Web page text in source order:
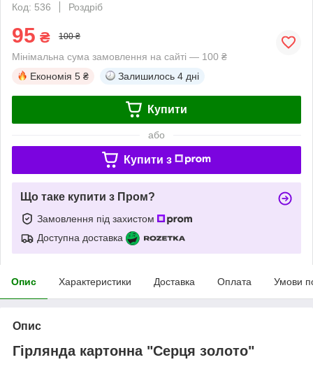
Код: 536
Роздріб
95 ₴ 100 ₴
Мінімальна сума замовлення на сайті — 100 ₴
Економія 5 ₴ Залишилось 4 дні
Купити
або
Купити з
Що таке купити з Пром?
Замовлення під захистом
Доступна доставка
Опис Характеристики Доставка Оплата Умови
Опис
Гірлянда картонна "Серця золото"